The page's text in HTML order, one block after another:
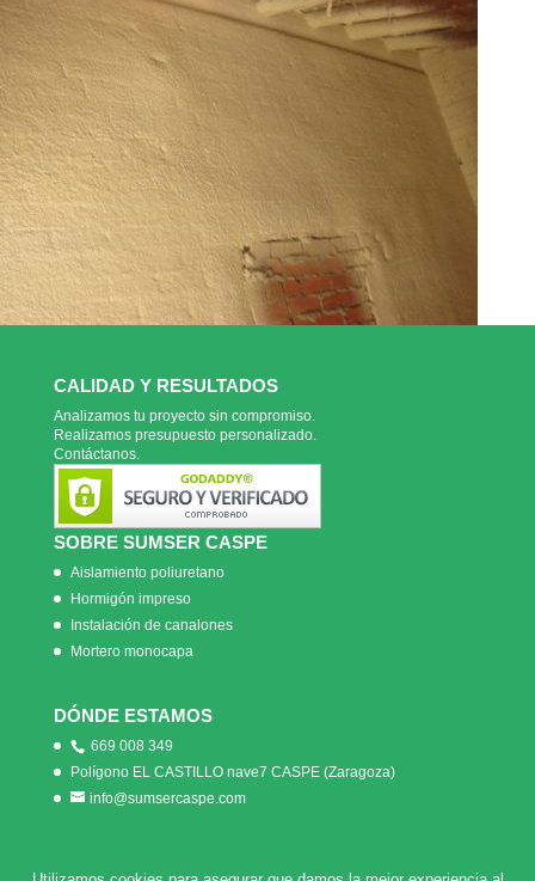
CALIDAD Y RESULTADOS
Analizamos tu proyecto sin compromiso.
Realizamos presupuesto personalizado.
Contáctanos.
SOBRE SUMSER CASPE
Aislamiento poliuretano
Hormigón impreso
Instalación de canalones
Mortero monocapa
DÓNDE ESTAMOS
669 008 349
Polígono EL CASTILLO nave7 CASPE (Zaragoza)
info@sumsercaspe.com